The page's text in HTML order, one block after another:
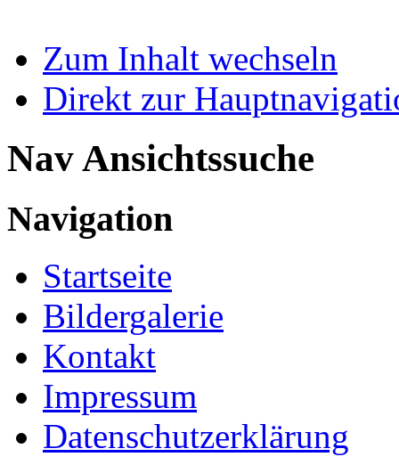
Zum Inhalt wechseln
Direkt zur
Nav Ansichtssuche
Navigation
Startseite
Bildergalerie
Kontakt
Impressum
Datenschutzerklärung